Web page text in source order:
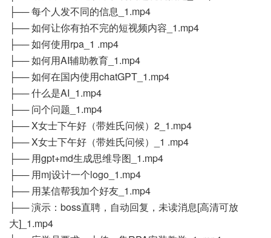
├── 每个人发不同的信息_1.mp4
├── 如何让你有拍不完的短视频内容_1.mp4
├── 如何使用rpa_1 .mp4
├── 如何用AI辅助教育_1.mp4
├── 如何在国内使用chatGPT_1.mp4
├── 什么是AI_1.mp4
├── 问个问题_1.mp4
├── X女士下午好（带姓氏问候）2_1.mp4
├── X女士下午好（带姓氏问候）_1 .mp4
├── 用gpt+md生成思维导图_1.mp4
├── 用mj设计一个logo_1.mp4
├── 用某信帮我加个好友_1.mp4
├── 演示：boss直聘，自动回复，未读消息[高清可放
大]_1.mp4